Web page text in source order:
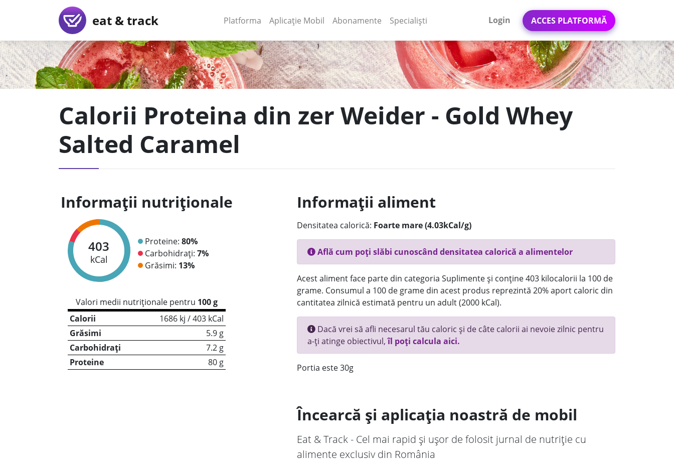
eat & track Platforma (current)
Aplicație Mobil (current)
Abonamente Specialiști Login ACCES PLATFORMĂ
Calorii Proteina din zer Weider - Gold Whey
Salted Caramel
Informații nutriționale
403
kCal
Proteine: 80%
Carbohidrați: 7%
Grăsimi: 13%
Valori medii nutriționale pentru 100 g
Calorii
1686 kj / 403 kCal
Grăsimi
5.9 g
Carbohidrați
7.2 g
Proteine
80 g
Informații aliment
Densitatea calorică: Foarte mare (4.03kCal/g)
Află cum poți slăbi cunoscând densitatea calorică a alimentelor
Acest aliment face parte din categoria Suplimente și conține 403 kilocalorii la 100 de
grame. Consumul a 100 de grame din acest produs reprezintă 20% aport caloric din
cantitatea zilnică estimată pentru un adult (2000 kCal).
Dacă vrei să afli necesarul tău caloric și de câte calorii ai nevoie zilnic pentru
a-ți atinge obiectivul,îl poți calcula aici.
Portia este 30g
Încearcă și aplicația noastră de mobil
Eat & Track - Cel mai rapid și ușor de folosit jurnal de nutriție cu
alimente exclusiv din România